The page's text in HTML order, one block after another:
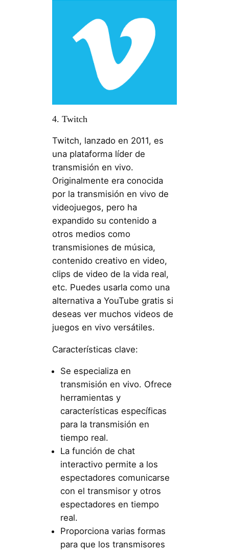
4. Twitch
Twitch, lanzado en 2011, es
una plataforma líder de
transmisión en vivo.
Originalmente era conocida
por la transmisión en vivo de
videojuegos, pero ha
expandido su contenido a
otros medios como
transmisiones de música,
contenido creativo en video,
clips de video de la vida real,
etc. Puedes usarla como una
alternativa a YouTube gratis si
deseas ver muchos videos de
juegos en vivo versátiles.
Características clave:
Se especializa en
transmisión en vivo. Ofrece
herramientas y
características específicas
para la transmisión en
tiempo real.
La función de chat
interactivo permite a los
espectadores comunicarse
con el transmisor y otros
espectadores en tiempo
real.
Proporciona varias formas
para que los transmisores